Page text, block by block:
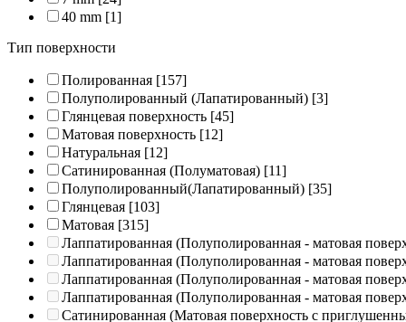
40 mm [1]
Тип поверхности
Полированная [157]
Полуполированный (Лапатированный) [3]
Глянцевая поверхность [45]
Матовая поверхность [12]
Натуральная [12]
Сатинированная (Полуматовая) [11]
Полуполированный(Лапатированный) [35]
Глянцевая [103]
Матовая [315]
Лаппатированная (Полуполированная - матовая
Лаппатированная (Полуполированная - матовая
Лаппатированная (Полуполированная - матовая
Лаппатированная (Полуполированная - матовая
Сатинированная (Матовая поверхность с